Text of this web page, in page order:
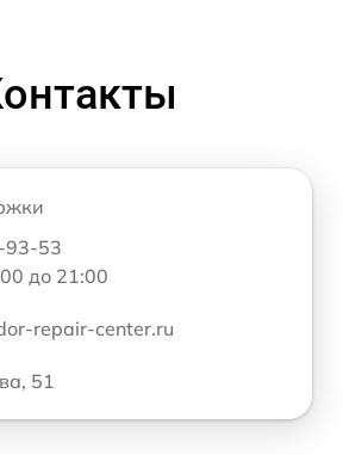
93-53
до 21:00
repair-center.ru
51